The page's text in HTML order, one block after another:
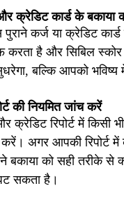
क्रेडिट कार्ड के बकाया
कर्ज या क्रेडिट
करता है और सिबिल
बल्कि आपको भविष्य
की नियमित जांच करें
क्रेडिट रिपोर्ट में
करें। अगर आपकी
बकाया को सही तरीके से
सकता है।